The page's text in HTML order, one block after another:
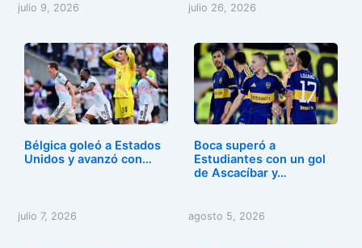
julio 9, 2026 julio 26, 2026
Bélgica goleó a Estados
Unidos y avanzó con…
julio 7, 2026
Boca superó a
Estudiantes con un gol
de Ascacíbar y…
agosto 5, 2026